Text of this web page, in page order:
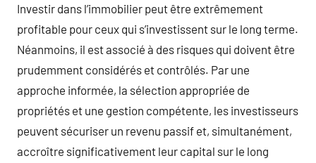
Investir dans l’immobilier peut être extrêmement
profitable pour ceux qui s’investissent sur le long terme.
Néanmoins, il est associé à des risques qui doivent être
prudemment considérés et contrôlés. Par une
approche informée, la sélection appropriée de
propriétés et une gestion compétente, les investisseurs
peuvent sécuriser un revenu passif et, simultanément,
accroître significativement leur capital sur le long